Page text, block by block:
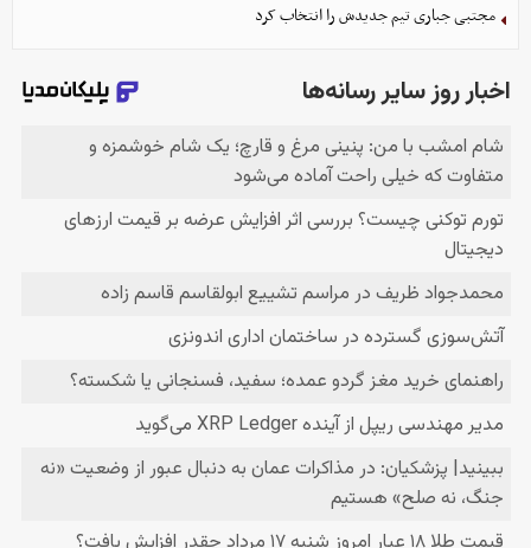
مجتبی جباری تیم جدیدش را انتخاب کرد